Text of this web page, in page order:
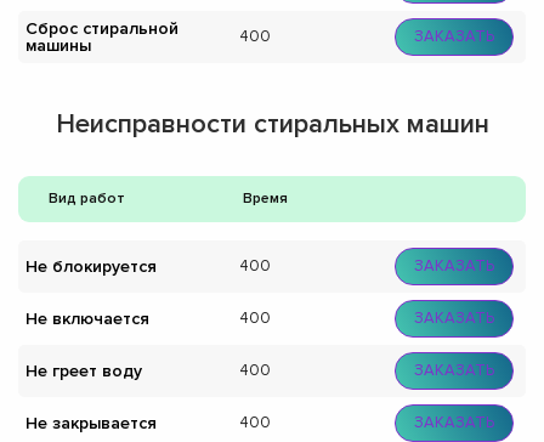
Сброс стиральной
машины
400 ЗАКАЗАТЬ
Неисправности стиральных машин
Вид работ Время
Не блокируется 400 ЗАКАЗАТЬ
Не включается 400 ЗАКАЗАТЬ
Не греет воду 400 ЗАКАЗАТЬ
Не закрывается 400 ЗАКАЗАТЬ